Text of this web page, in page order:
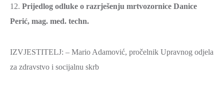
12. Prijedlog odluke o razrješenju mrtvozornice Danice
Perić, mag. med. techn.
IZVJESTITELJ: – Mario Adamović, pročelnik Upravnog odjela
za zdravstvo i socijalnu skrb